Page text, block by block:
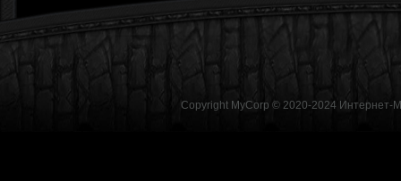
Copyright MyCorp © 2020-2024 Интернет-